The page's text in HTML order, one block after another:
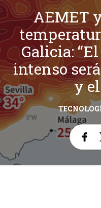
AEMET
Galicia:
intenso
y